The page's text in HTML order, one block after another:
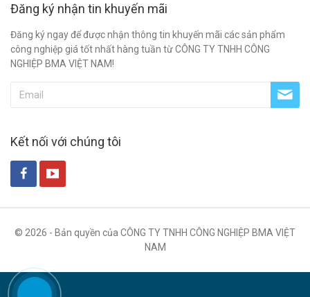
Đăng ký nhận tin khuyến mãi
Đăng ký ngay để được nhận thông tin khuyến mãi các sản phẩm
công nghiệp giá tốt nhất hàng tuần từ CÔNG TY TNHH CÔNG
NGHIỆP BMA VIỆT NAM!
Kết nối với chúng tôi
© 2026 - Bản quyền của CÔNG TY TNHH CÔNG NGHIỆP BMA VIỆT
NAM